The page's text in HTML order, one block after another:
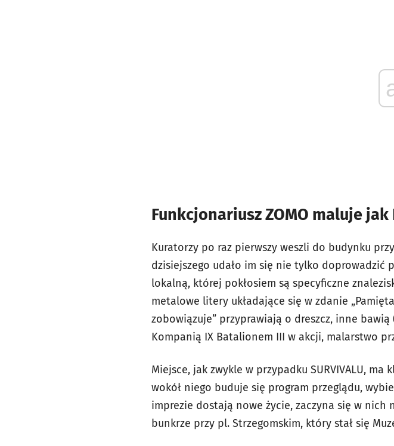
Funkcjonariusz ZOMO maluje
Kuratorzy po raz pierwszy weszli do budynku
dzisiejszego udało im się nie tylko
lokalną, której pokłosiem są specyficzne
metalowe litery układające się w zdanie
zobowiązuje” przyprawiają o dreszcz, inne
Kompanią IX Batalionem III w akcji, malarstwo
Miejsce, jak zwykle w przypadku SURVIVALU,
wokół niego buduje się program przeglądu,
imprezie dostają nowe życie, zaczyna się w
bunkrze przy pl. Strzegomskim, który stał się